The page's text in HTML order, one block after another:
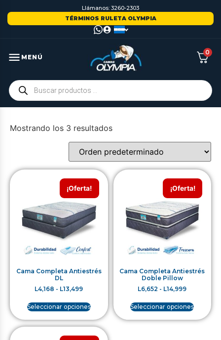
Llámanos: 3260-2303
TÉRMINOS RULETA OLYMPIA
MENÚ
0
Mostrando los 3 resultados
¡Oferta!
Cama Completa Antiestrés
DL
L4,168 - L13,499
Seleccionar opciones
¡Oferta!
Cama Completa Antiestrés
Doble Pillow
L6,652 - L14,999
Seleccionar opciones